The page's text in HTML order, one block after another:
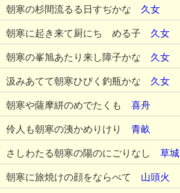
朝寒の杉間流るる日すぢかな 久女
朝寒に起き来て厨にちゞめる子 久女
朝寒の峯旭あたり来し障子かな 久女
汲みあてて朝寒ひびく釣瓶かな 久女
朝寒や薩摩絣のめでたくも 喜舟
伶人も朝寒の洟かめりけり 青畝
さしわたる朝寒の陽のにごりなし 草城
朝寒に旅焼けの顔をならべて 山頭火